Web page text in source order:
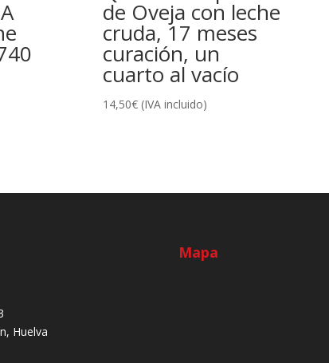
de Oveja con leche
cruda, 17 meses
curación, un
cuarto al vacío
14,50€ (IVA incluido)
Huelva
Mapa